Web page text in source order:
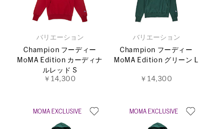
バリエーション
Champion フーディー
MoMA Edition カーディナ
ルレッド S
￥14,300
バリエーション
Champion フーディー
MoMA Edition グリーン L
￥14,300